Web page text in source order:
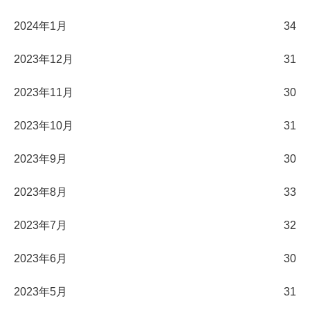
2024年1月 34
2023年12月 31
2023年11月 30
2023年10月 31
2023年9月 30
2023年8月 33
2023年7月 32
2023年6月 30
2023年5月 31